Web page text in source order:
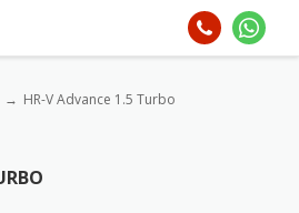
HR-V Advance 1.5 Turbo